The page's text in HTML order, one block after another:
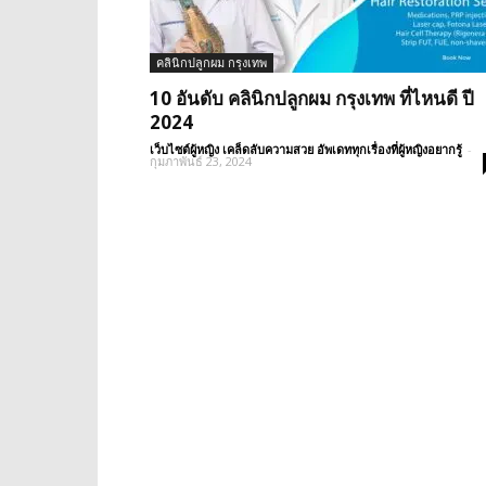
คลินิกปลูกผม กรุงเทพ
10 อันดับ คลินิกปลูกผม กรุงเทพ ที่ไหนดี ปี
2024
เว็บไซต์ผู้หญิง เคล็ดลับความสวย อัพเดททุกเรื่องที่ผู้หญิงอยากรู้ -
กุมภาพันธ์ 23, 2024